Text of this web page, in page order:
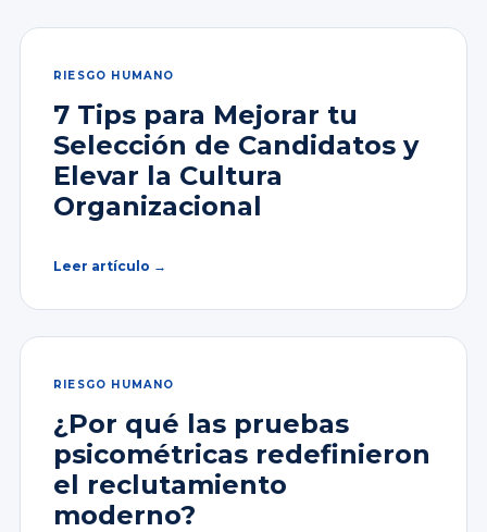
RIESGO HUMANO
7 Tips para Mejorar tu
Selección de Candidatos y
Elevar la Cultura
Organizacional
Leer artículo →
RIESGO HUMANO
¿Por qué las pruebas
psicométricas redefinieron
el reclutamiento
moderno?